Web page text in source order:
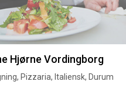
Hjørne Vordingborg
Pizzaria, Italiensk, Durum